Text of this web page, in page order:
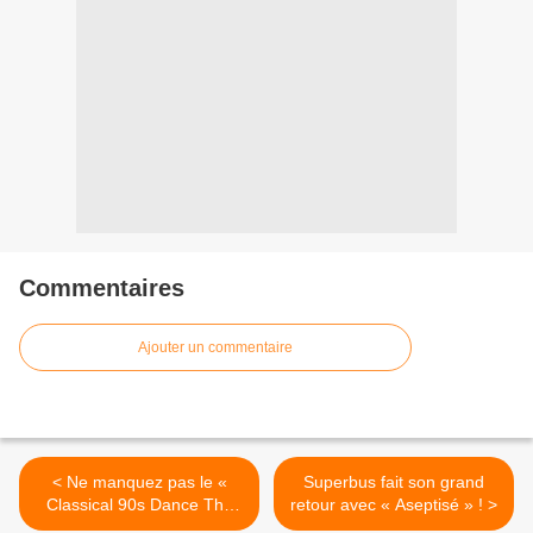
Commentaires
Ajouter un commentaire
< Ne manquez pas le «
Classical 90s Dance The
Icons » d’Alex Christensen
Superbus fait son grand
retour avec « Aseptisé » ! >